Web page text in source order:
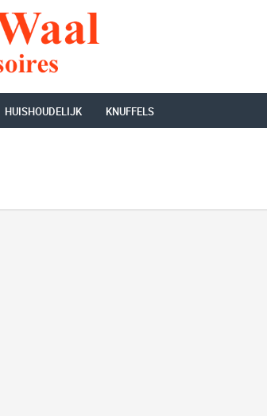
HUISHOUDELIJK KNUFFELS